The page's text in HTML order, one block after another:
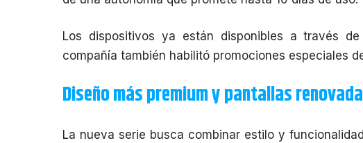
Los dispositivos ya están disponibles a través
compañía también habilitó promociones especiales
Diseño más premium y pantallas
La nueva serie busca combinar estilo y